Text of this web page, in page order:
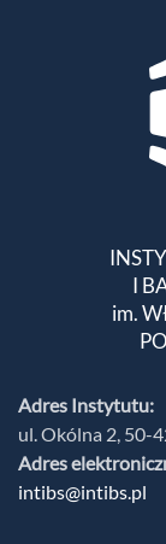
I
im.
Adres Instytutu:
ul. Okólna 2, 50-
Adres
intibs@intibs.pl